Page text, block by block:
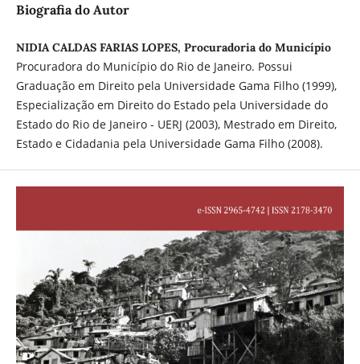
Biografia do Autor
NIDIA CALDAS FARIAS LOPES, Procuradoria do Município
Procuradora do Município do Rio de Janeiro. Possui
Graduação em Direito pela Universidade Gama Filho (1999),
Especialização em Direito do Estado pela Universidade do
Estado do Rio de Janeiro - UERJ (2003), Mestrado em Direito,
Estado e Cidadania pela Universidade Gama Filho (2008).